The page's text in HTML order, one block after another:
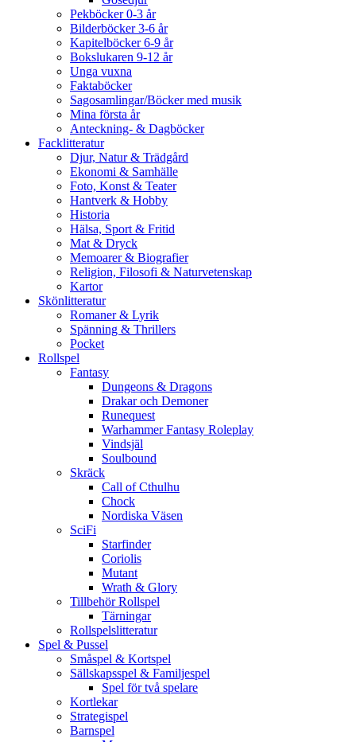
Pekböcker 0-3 år
Bilderböcker 3-6 år
Kapitelböcker 6-9 år
Bokslukaren 9-12 år
Unga vuxna
Faktaböcker
Sagosamlingar/Böcker med musik
Mina första år
Anteckning- & Dagböcker
Facklitteratur
Djur, Natur & Trädgård
Ekonomi & Samhälle
Foto, Konst & Teater
Hantverk & Hobby
Historia
Hälsa, Sport & Fritid
Mat & Dryck
Memoarer & Biografier
Religion, Filosofi & Naturvetenskap
Kartor
Skönlitteratur
Romaner & Lyrik
Spänning & Thrillers
Pocket
Rollspel
Fantasy
Dungeons & Dragons
Drakar och Demoner
Runequest
Warhammer Fantasy Roleplay
Vindsjäl
Soulbound
Skräck
Call of Cthulhu
Chock
Nordiska Väsen
SciFi
Starfinder
Coriolis
Mutant
Wrath & Glory
Tillbehör Rollspel
Tärningar
Rollspelslitteratur
Spel & Pussel
Småspel & Kortspel
Sällskapsspel & Familjespel
Spel för två spelare
Kortlekar
Strategispel
Barnspel